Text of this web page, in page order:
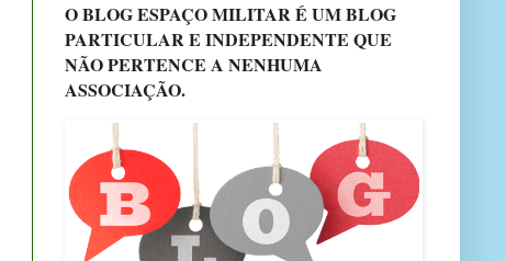
O BLOG ESPAÇO MILITAR É UM BLOG
PARTICULAR E INDEPENDENTE QUE
NÃO PERTENCE A NENHUMA
ASSOCIAÇÃO.